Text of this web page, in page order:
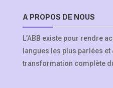
A PROPOS DE NOUS
L’ABB existe pour rendre
langues les plus parlées
transformation complète